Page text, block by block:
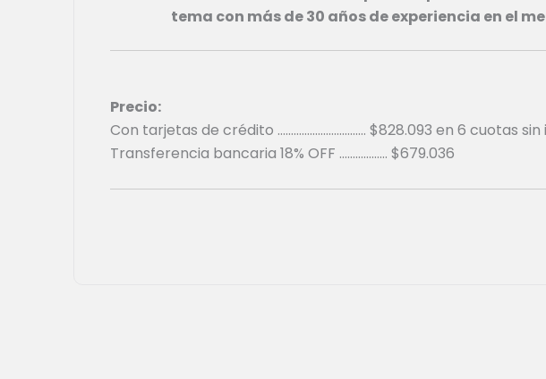
tema con más de 30 años de experiencia en el
Precio:
Con tarjetas de crédito …………………………… $828.093 en 6 cuotas sin
Transferencia bancaria 18% OFF ……………… $679.036